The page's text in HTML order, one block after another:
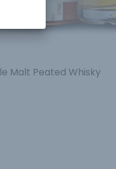
Malt Peated Whisky